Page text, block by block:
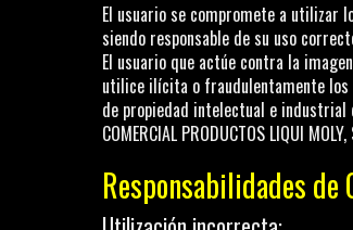
El usuario se compromete a utilizar
siendo responsable de su uso
El usuario que actúe contra la
utilice ilícita o fraudulentamente los
de propiedad intelectual e industrial
COMERCIAL PRODUCTOS LIQUI MOLY,
Responsabilidades de